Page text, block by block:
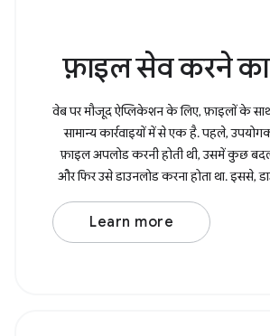
फ़ाइल सेव करने का
वेब पर मौजूद ऐप्लिकेशन के लिए, फ़ाइलों के
सामान्य कार्रवाइयों में से एक है. पहले,
फ़ाइल अपलोड करनी होती थी, उसमें कुछ
और फिर उसे डाउनलोड करना होता था. इससे,
उसकी एक कॉपी बन
Learn more